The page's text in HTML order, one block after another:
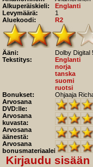
Alkuperäiskieli:
Englanti
Levymäärä:
1
Aluekoodi:
R2
Ääni:
Dolby Digital
Tekstitys:
Englanti
norja
tanska
suomi
ruotsi
Bonukset:
Ohjaaja
Arvosana
DVD:lle:
Arvosana
kuvasta:
Arvosana
äänestä:
Arvosana
bonusmateriaaleista:
Kirjaudu sisään